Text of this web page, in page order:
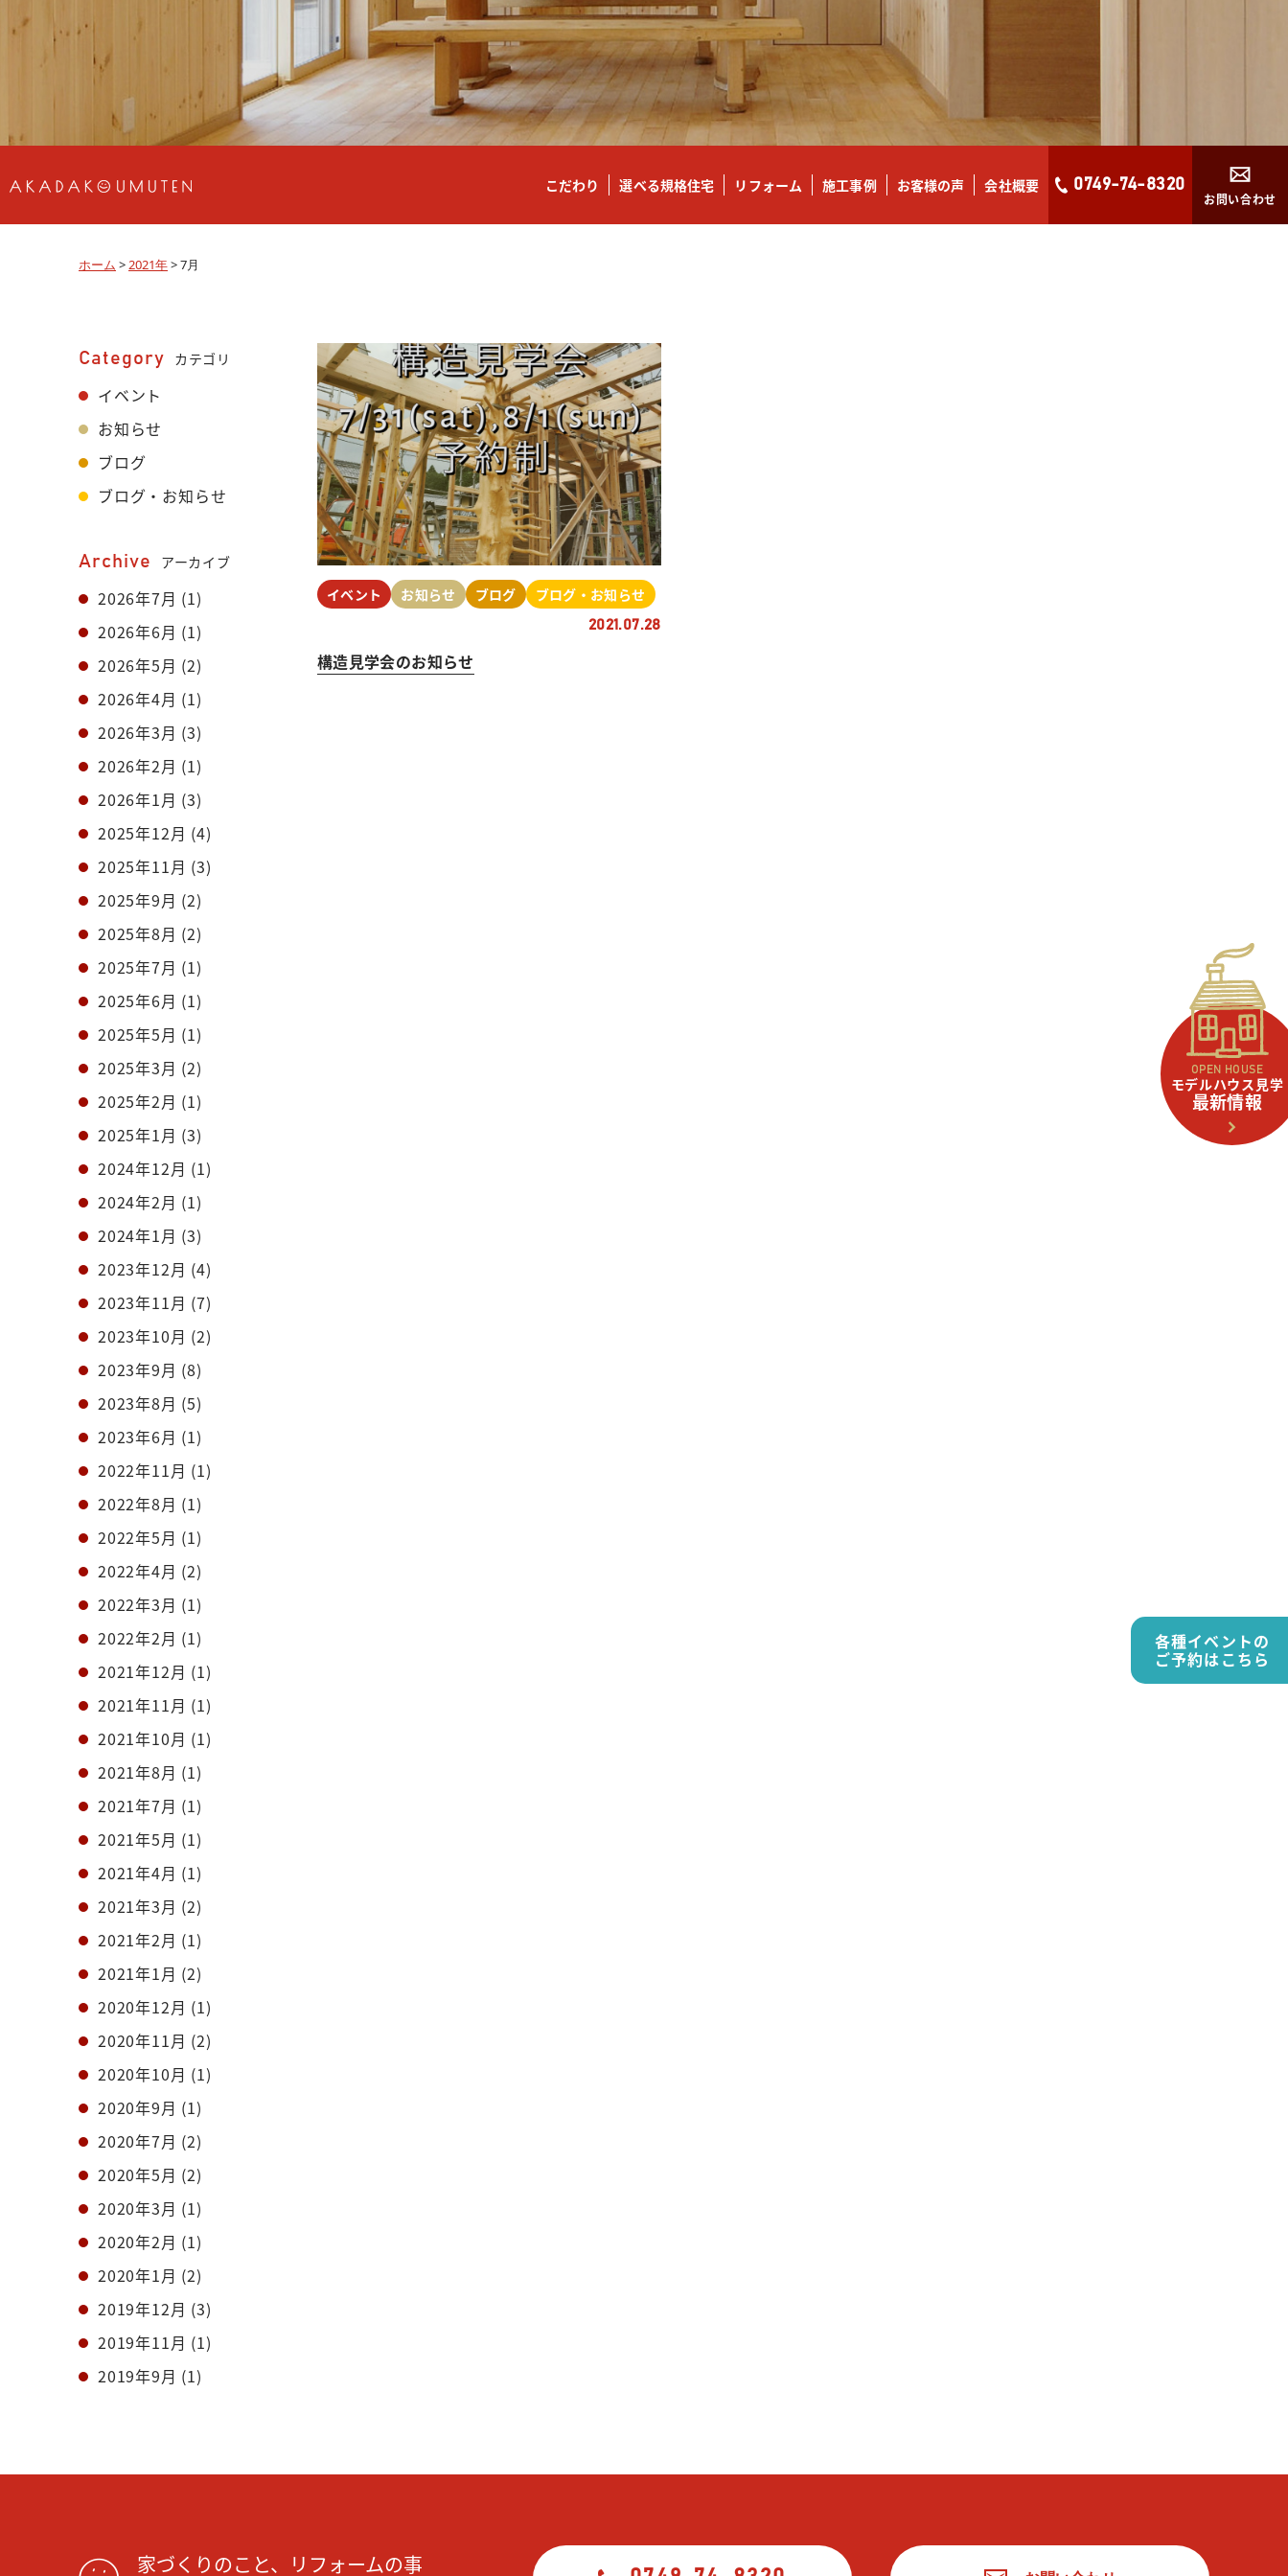
こだわり 選べる規格住宅 リフォーム 施工事例 お客様の声 会社概要 0749-74-8320
お問い合わせ
OPEN HOUSE
モデルハウス見学
最新情報
各種イベントの
ご予約はこちら
ホーム >2021年>7月
Category カテゴリ
イベント
お知らせ
ブログ
ブログ・お知らせ
Archive アーカイブ
2026年7月 (1)
2026年6月 (1)
2026年5月 (2)
2026年4月 (1)
2026年3月 (3)
2026年2月 (1)
2026年1月 (3)
2025年12月 (4)
2025年11月 (3)
2025年9月 (2)
2025年8月 (2)
2025年7月 (1)
2025年6月 (1)
2025年5月 (1)
2025年3月 (2)
2025年2月 (1)
2025年1月 (3)
2024年12月 (1)
2024年2月 (1)
2024年1月 (3)
2023年12月 (4)
2023年11月 (7)
2023年10月 (2)
2023年9月 (8)
2023年8月 (5)
2023年6月 (1)
2022年11月 (1)
2022年8月 (1)
2022年5月 (1)
2022年4月 (2)
2022年3月 (1)
2022年2月 (1)
2021年12月 (1)
2021年11月 (1)
2021年10月 (1)
2021年8月 (1)
2021年7月 (1)
2021年5月 (1)
2021年4月 (1)
2021年3月 (2)
2021年2月 (1)
2021年1月 (2)
2020年12月 (1)
2020年11月 (2)
2020年10月 (1)
2020年9月 (1)
2020年7月 (2)
2020年5月 (2)
2020年3月 (1)
2020年2月 (1)
2020年1月 (2)
2019年12月 (3)
2019年11月 (1)
2019年9月 (1)
イベント お知らせ ブログ ブログ・お知らせ
2021.07.28
構造見学会のお知らせ
家づくりのこと、リフォームの事